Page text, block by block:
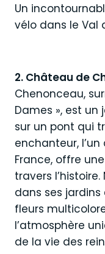
Un
vélo dans le Val
2. Château de
Chenonceau,
Dames », est
sur un pont qui
enchanteur,
France, offre
travers
dans ses jardins
fleurs
l’atmosphère
de la vie des